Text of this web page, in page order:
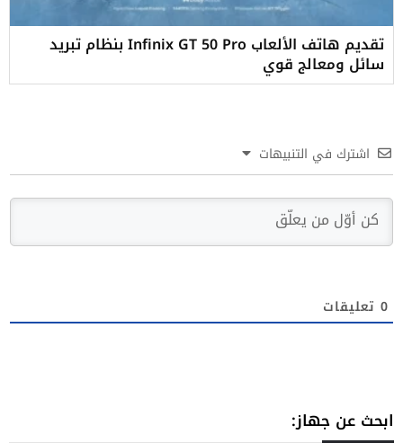
تقديم هاتف الألعاب Infinix GT 50 Pro بنظام تبريد
سائل ومعالج قوي
اشترك في التنبيهات
0 تعليقات
ابحث عن جهاز: